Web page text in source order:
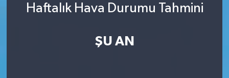
Haftalık Hava Durumu Tahmini
ŞU AN
Tüm Manşetler
Son Dakika Haberleri